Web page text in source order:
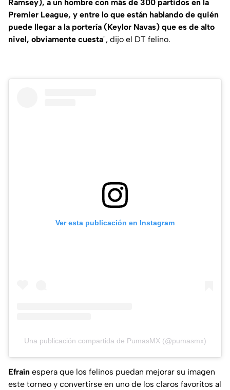
Ramsey), a un hombre con más de 300 partidos en la
Premier League, y entre lo que están hablando de quién
puede llegar a la portería (Keylor Navas) que es de alto
nivel, obviamente cuesta", dijo el DT felino.
Ver esta publicación en Instagram
Una publicación compartida de PumasMX (@pumasmx)
Efraín espera que los felinos puedan mejorar su imagen
este torneo y convertirse en uno de los claros favoritos al